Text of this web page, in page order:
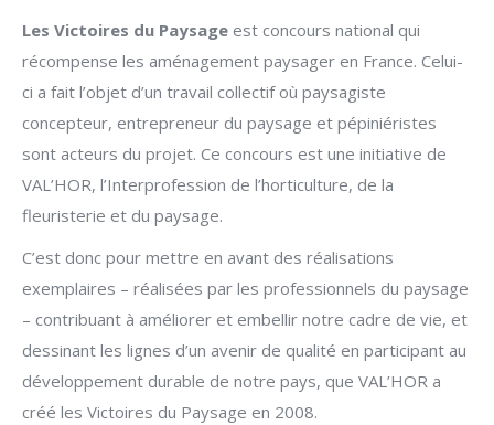
Les Victoires du Paysage est concours national qui
récompense les aménagement paysager en France. Celui-
ci a fait l’objet d’un travail collectif où paysagiste
concepteur, entrepreneur du paysage et pépiniéristes
sont acteurs du projet. Ce concours est une initiative de
VAL’HOR, l’Interprofession de l’horticulture, de la
fleuristerie et du paysage.
C’est donc pour mettre en avant des réalisations
exemplaires – réalisées par les professionnels du paysage
– contribuant à améliorer et embellir notre cadre de vie, et
dessinant les lignes d’un avenir de qualité en participant au
développement durable de notre pays, que VAL’HOR a
créé les Victoires du Paysage en 2008.